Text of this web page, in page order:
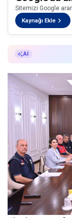
Sitemizi Google
Kaynağı Ekle
AI